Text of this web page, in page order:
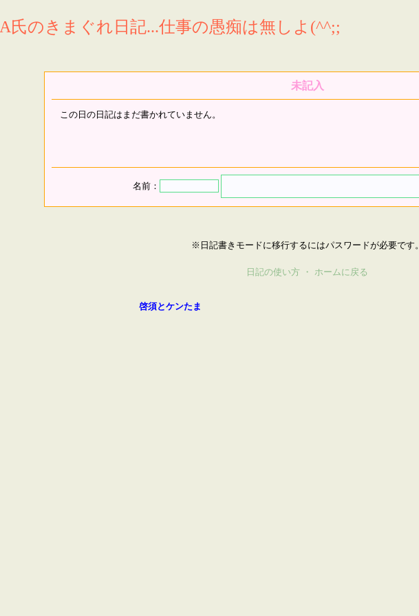
A氏のきまぐれ日記...仕事の愚痴は無しよ(^^;;
未記入
この日の日記はまだ書かれていません。
名前：
※日記書きモードに移行するにはパスワードが必要です。
日記の使い方 ・ ホームに戻る
啓須とケンたま